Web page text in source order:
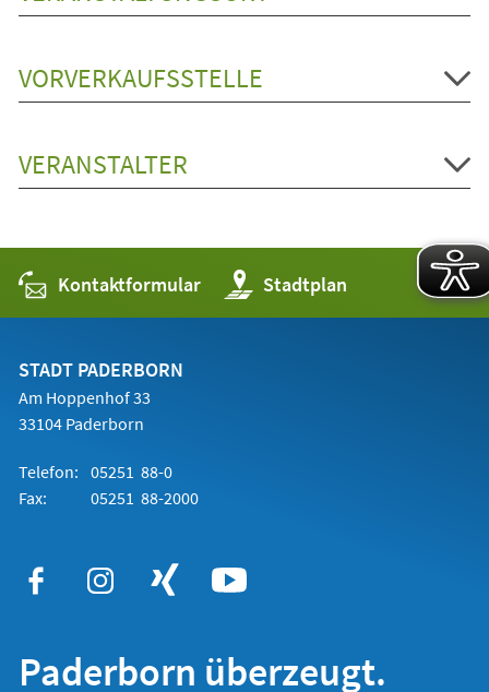
VORVERKAUFSSTELLE
VERANSTALTER
Kontaktformular Stadtplan
(Öffnet
in
einem
STADT PADERBORN
Am Hoppenhof 33
33104 Paderborn
Telefon: 05251 88-0
Fax:
05251 88-2000
Paderborn überzeugt.